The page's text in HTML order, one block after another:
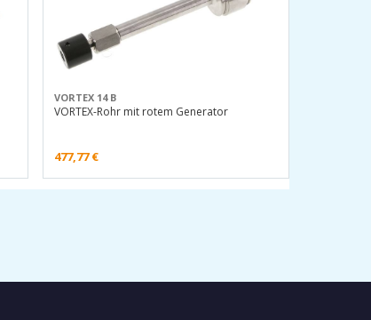
VORTEX 14 B
VORTEX-Rohr mit rotem Generator
477,77€